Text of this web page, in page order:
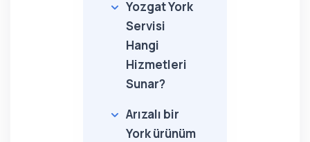
Yozgat York
Servisi
Hangi
Hizmetleri
Sunar?
Arızalı bir
York ürünüm